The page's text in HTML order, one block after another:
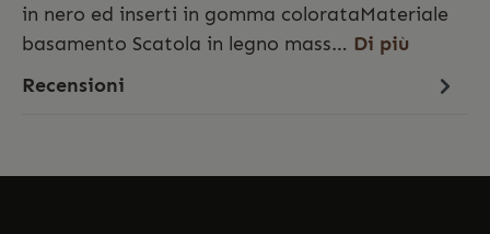
in nero ed inserti in gomma colorataMateriale
basamento Scatola in legno mass… Di più
Recensioni